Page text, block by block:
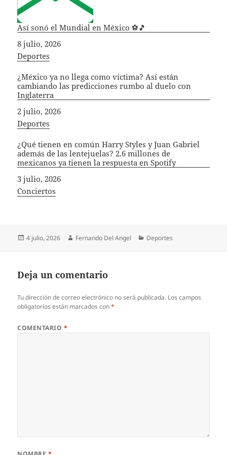
Así sonó el Mundial en México ⚽🎵
Fecha
8 julio, 2026
In relation to
Deportes
¿México ya no llega como víctima? Así están
cambiando las predicciones rumbo al duelo con
Inglaterra
Fecha
2 julio, 2026
In relation to
Deportes
¿Qué tienen en común Harry Styles y Juan Gabriel
además de las lentejuelas? 2.6 millones de
mexicanos ya tienen la respuesta en Spotify
Fecha
3 julio, 2026
In relation to
Conciertos
Publicado
4 julio, 2026 Autor
Fernando Del Angel Categorías
Deportes
Deja un comentario
Tu dirección de correo electrónico no será publicada. Los campos
obligatorios están marcados con*
COMENTARIO *